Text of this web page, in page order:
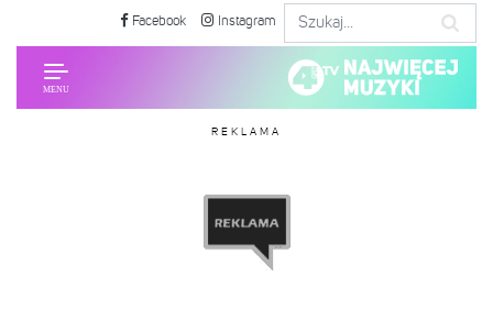
Facebook Instagram
REKLAMA